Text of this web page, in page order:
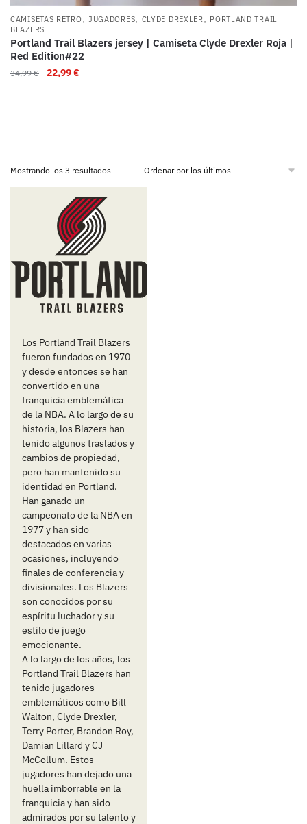
Los Portland Trail Blazers
fueron fundados en 1970
y desde entonces se han
convertido en una
franquicia emblemática
de la NBA. A lo largo de su
historia, los Blazers han
tenido algunos traslados y
cambios de propiedad,
pero han mantenido su
identidad en Portland.
Han ganado un
campeonato de la NBA en
1977 y han sido
destacados en varias
ocasiones, incluyendo
finales de conferencia y
divisionales. Los Blazers
son conocidos por su
espíritu luchador y su
estilo de juego
emocionante.
A lo largo de los años, los
Portland Trail Blazers han
tenido jugadores
emblemáticos como Bill
Walton, Clyde Drexler,
Terry Porter, Brandon Roy,
Damian Lillard y CJ
McCollum. Estos
jugadores han dejado una
huella imborrable en la
franquicia y han sido
admirados por su talento y
CAMISETAS RETRO , JUGADORES, CLYDE DREXLER, PORTLAND TRAIL
BLAZERS
Portland Trail Blazers jersey | Camiseta Clyde Drexler Roja |
Red Edition#22
34,99€ 22,99€
Mostrando los 3 resultados